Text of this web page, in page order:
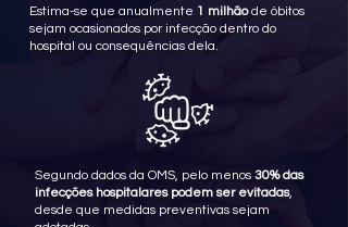
Estima-se que anualmente 1 milhãode óbitos
sejam ocasionados por infecção dentro do
hospital ou consequências dela.
Segundo dados da OMS, pelo menos 30% das
infecções hospitalares podem ser evitadas,
desde que medidas preventivas sejam